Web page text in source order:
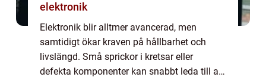
elektronik
Elektronik blir alltmer avancerad, men
samtidigt ökar kraven på hållbarhet och
livslängd. Små sprickor i kretsar eller
defekta komponenter kan snabbt leda till att